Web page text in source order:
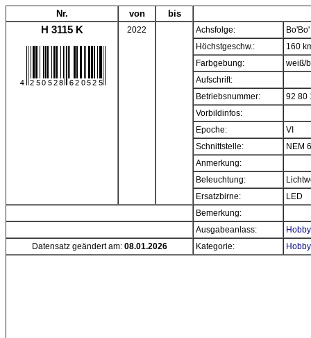
Nr. von bis
H 3115 K 2022 Achsfolge:
Bo'Bo'
Höchstgeschw.:
160
Farbgebung:
weiß/
Aufschrift:
Betriebsnummer:
92 80
Vorbildinfos:
Epoche:
VI
Schnittstelle:
NEM
Anmerkung:
Beleuchtung:
Ersatzbirne:
LED
Bemerkung:
Ausgabeanlass:
Datensatz geändert am: 08.01.2026 Kategorie: